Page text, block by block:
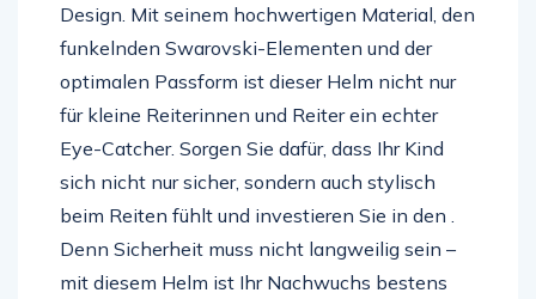
Design. Mit seinem hochwertigen Material, den
funkelnden Swarovski-Elementen und der
optimalen Passform ist dieser Helm nicht nur
für kleine Reiterinnen und Reiter ein echter
Eye-Catcher. Sorgen Sie dafür, dass Ihr Kind
sich nicht nur sicher, sondern auch stylisch
beim Reiten fühlt und investieren Sie in den .
Denn Sicherheit muss nicht langweilig sein –
mit diesem Helm ist Ihr Nachwuchs bestens